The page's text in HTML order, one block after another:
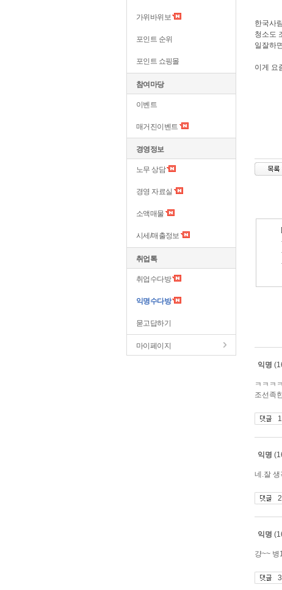
가위바위보
포인트 순위
포인트 쇼핑몰
참여마당
이벤트
매거진이벤트
경영정보
노무 상담
경영 자료실
소액매물
시세/매출정보
취업톡
취업수다방
익명수다방
묻고답하기
마이페이지
한국사
청소도
일잘하
이게 요